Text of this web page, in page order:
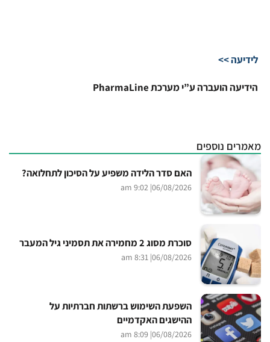
לידיעה >>
הידיעה הועברה ע”י מערכת PharmaLine
מאמרים נוספים
האם סדר הלידה משפיע על הסיכון לתחלואה?
06/08/2026
| 9:02 am
סוכרת מסוג 2 מחמירה את תסמיני גיל המעבר
06/08/2026
| 8:31 am
השפעת השימוש ברשתות חברתיות על
ההישגים האקדמיים
06/08/2026
| 8:09 am